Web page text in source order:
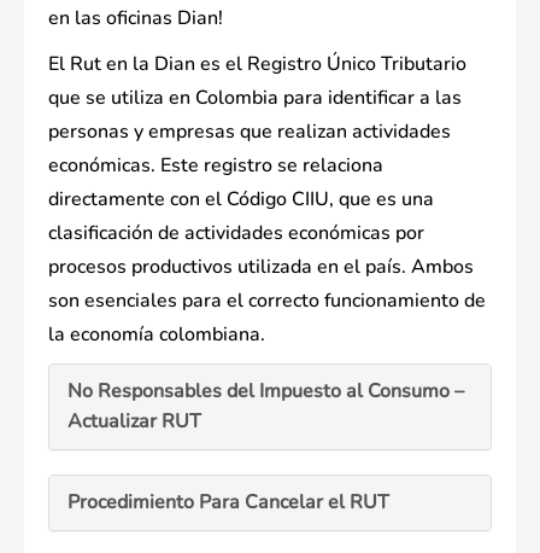
en las oficinas Dian!
El Rut en la Dian es el Registro Único Tributario
que se utiliza en Colombia para identificar a las
personas y empresas que realizan actividades
económicas. Este registro se relaciona
directamente con el Código CIIU, que es una
clasificación de actividades económicas por
procesos productivos utilizada en el país. Ambos
son esenciales para el correcto funcionamiento de
la economía colombiana.
No Responsables del Impuesto al Consumo –
Actualizar RUT
Procedimiento Para Cancelar el RUT